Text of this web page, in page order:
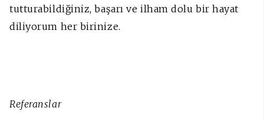
tutturabildiğiniz, başarı ve ilham dolu bir hayat
diliyorum her birinize.
Referanslar